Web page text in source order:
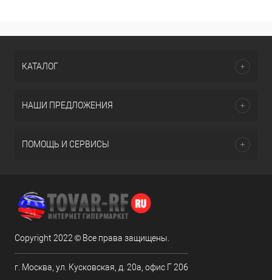
КАТАЛОГ
НАШИ ПРЕДЛОЖЕНИЯ
ПОМОЩЬ И СЕРВИСЫ
Copyright 2022 © Все права защищены.
г. Москва, ул. Кусковская, д. 20а, офис Г 206